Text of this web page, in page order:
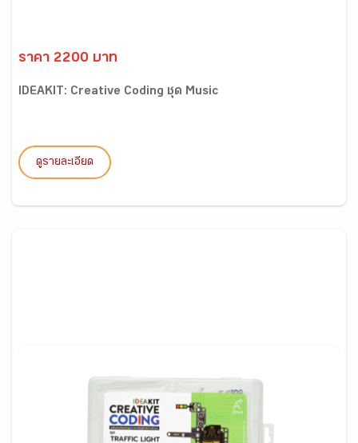
ราคา 2200 บาท
IDEAKIT: Creative Coding ชุด Music
ดูรายละเอียด